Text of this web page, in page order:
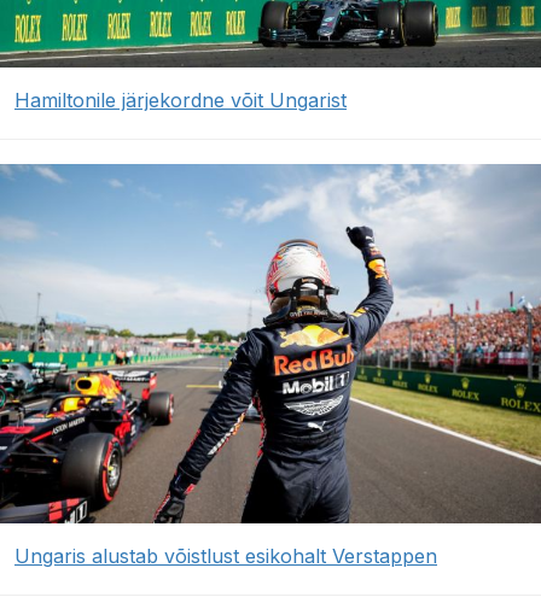
Hamiltonile järjekordne võit Ungarist
Ungaris alustab võistlust esikohalt Verstappen